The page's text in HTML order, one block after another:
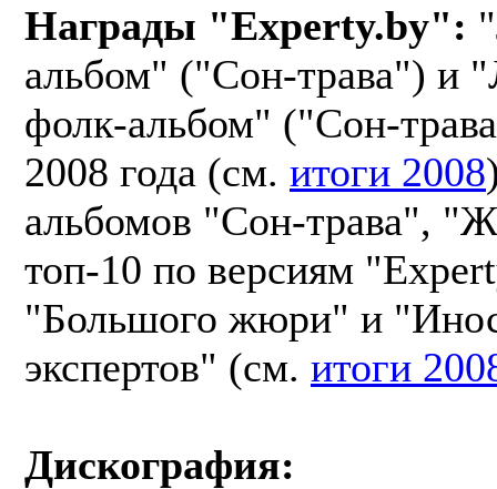
Награды "Experty.by":
альбом" ("Сон-трава") и
фолк-альбом" ("Сон-
2008 года (см. итоги 2008
альбомов "Сон-трава",
топ-10 по версиям
"Большого жюри" и
экспертов" (см. итоги
Дискография: